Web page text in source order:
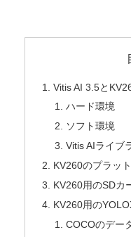
Vitis AI 3.5と
ハード環境
ソフト環境
Vitis AIライブ
KV260のプラッ
KV260用のSDカ
KV260用の
COCOのデー